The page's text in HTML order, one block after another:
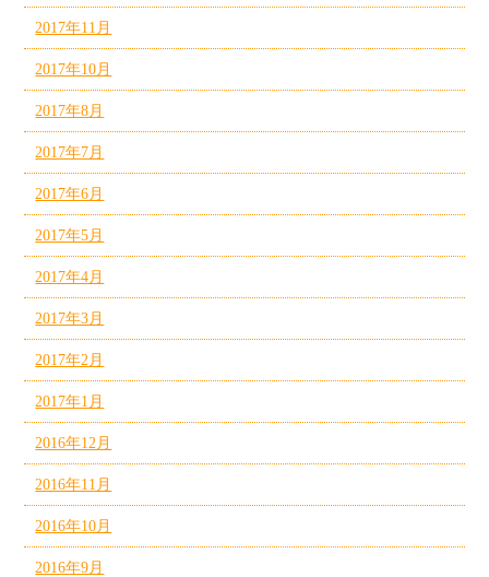
2017年11月
2017年10月
2017年8月
2017年7月
2017年6月
2017年5月
2017年4月
2017年3月
2017年2月
2017年1月
2016年12月
2016年11月
2016年10月
2016年9月